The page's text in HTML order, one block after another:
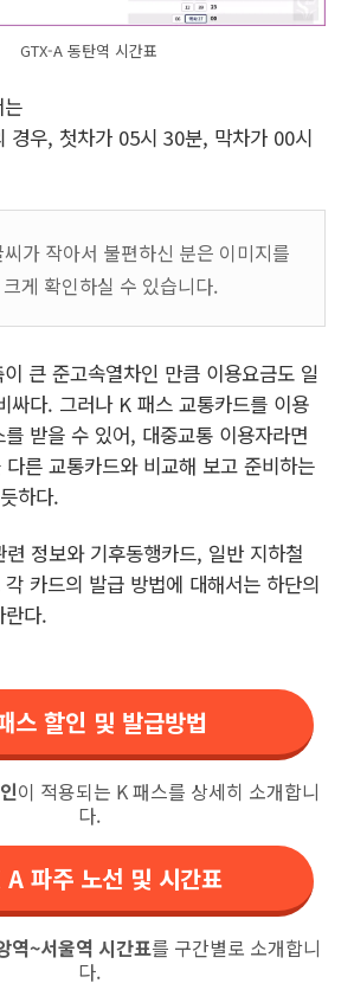
GTX-A 동탄역 시간표
경우, 첫차가 05시 30분, 막차가 00시
가 작아서 불편하신 분은 이미지를
게 확인하실 수 있습니다.
큰 준고속열차인 만큼 이용요금도 일
싸다. 그러나 K 패스 교통카드를 이용
받을 수 있어, 대중교통 이용자라면
른 교통카드와 비교해 보고 준비하는
하다.
정보와 기후동행카드, 일반 지하철
카드의 발급 방법에 대해서는 하단의
란다.
스 할인 및 발급방법
이 적용되는 K 패스를 상세히 소개합니
다.
A 파주 노선 및 시간표
역~서울역 시간표를 구간별로 소개합니
다.